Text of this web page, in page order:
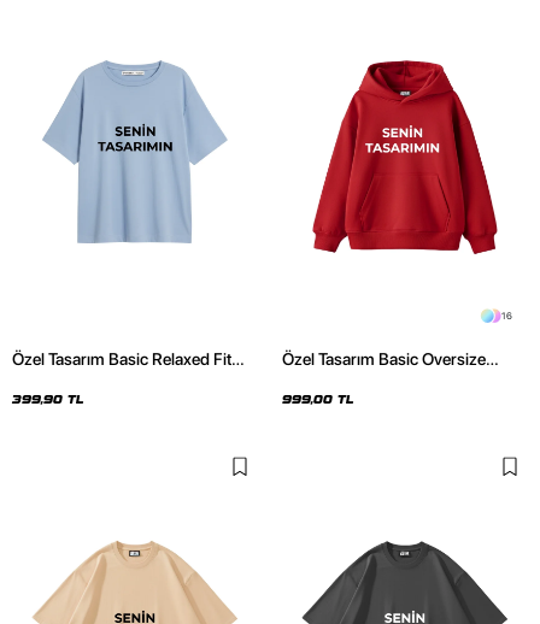
Özel Tasarım Basic Relaxed Fit
399,90 TL
16
Özel Tasarım Basic Oversize
999,00 TL